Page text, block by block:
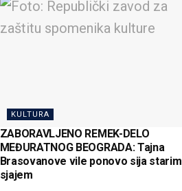
KULTURA
ZABORAVLJENO REMEK-DELO
MEĐURATNOG BEOGRADA: Tajna
Brasovanove vile ponovo sija starim
sjajem